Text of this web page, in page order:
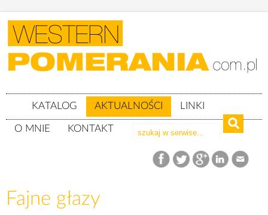
KATALOG AKTUALNOŚCI LINKI
O MNIE KONTAKT
Aktualności Fajne głazy
Fajne głazy